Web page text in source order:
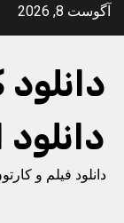
Skipآگوست 8, 2026
دانلود فیلم و